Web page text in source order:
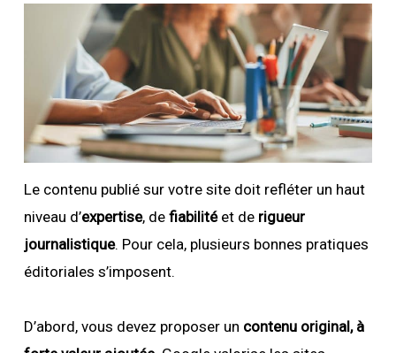
Le contenu publié sur votre site doit refléter un haut
niveau d’expertise, de fiabilitéet de rigueur
journalistique. Pour cela, plusieurs bonnes pratiques
éditoriales s’imposent.
D’abord, vous devez proposer un contenu original, à